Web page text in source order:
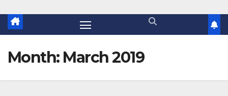
n
Month: March 2019